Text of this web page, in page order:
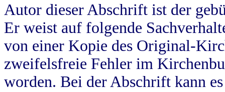
Autor dieser Abschrift ist der
Er weist auf folgende
von einer Kopie des Original-
zweifelsfreie Fehler im
worden. Bei der Abschrift kann